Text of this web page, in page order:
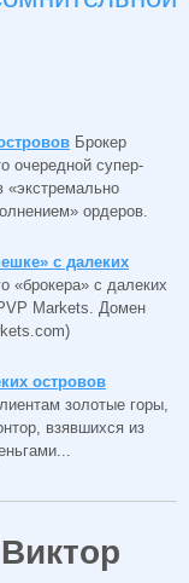
Брокер
очередной супер-
«экстремально
ордеров.
с далеких
«брокера» с далеких
Markets. Домен
островов
золотые горы,
взявшихся из